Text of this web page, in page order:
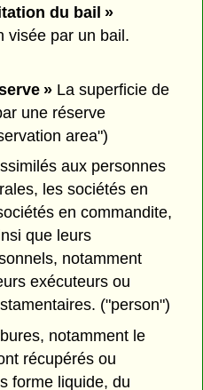
du bail »
visée par un bail.
»La superficie de
une réserve
area")
aux personnes
les sociétés en
en commandite,
que leurs
notamment
exécuteurs ou
("person")
notamment le
récupérés ou
forme liquide, du